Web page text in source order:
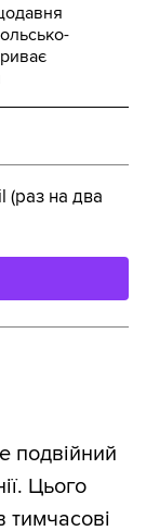
(раз на два
подвійний
Цього
тимчасові